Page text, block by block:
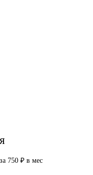
750 ₽ в мес